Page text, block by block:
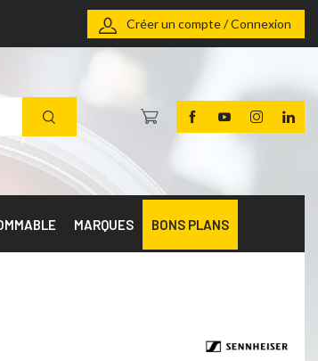
Créer un compte / Connexion
MARQUES BONS PLANS